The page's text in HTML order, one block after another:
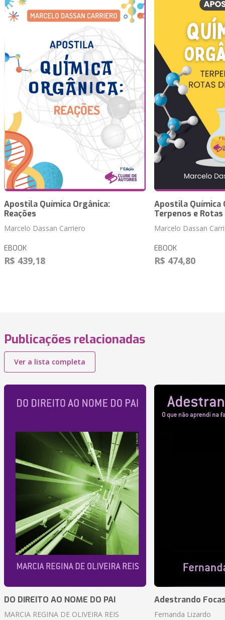
Apostila Química Orgânica:
Reações
Marcelo Dassan Carriero
EBOOK
R$ 439,18
Apostila Química
Terpenos e
Marcelo Dassan
EBOOK
R$ 474,80
Publicações relacionadas
Ver a lista completa
DO DIREITO AO NOME DO PAI
MARCIA REGINA DE OLIVEIRA REIS
Adestrando
Fernanda Lizardo